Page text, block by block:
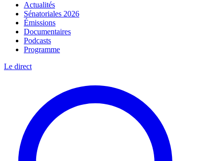
Actualités
Sénatoriales 2026
Émissions
Documentaires
Podcasts
Programme
Le direct